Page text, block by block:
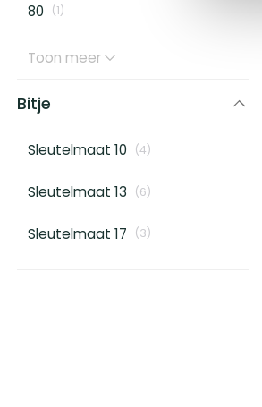
80 (1)
Toon meer
Bitje
Sleutelmaat 10 (4)
Sleutelmaat 13 (6)
Sleutelmaat 17 (3)